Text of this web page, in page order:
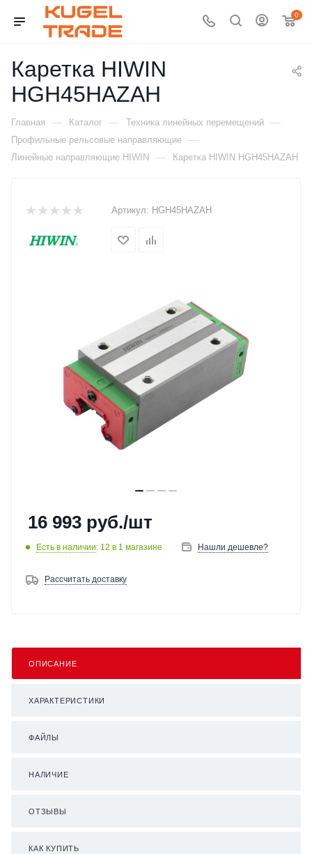
0
Каретка HIWIN
HGH45HAZAH
Главная — Каталог — Техника линейных перемещений —
Профильные рельсовые направляющие —
Линейные направляющие HIWIN — Каретка HIWIN HGH45HAZAH
Артикул: HGH45HAZAH
16 993 руб./шт
Есть в наличии: 12 в 1 магазине Нашли дешевле?
Рассчитать доставку
ОПИСАНИЕ
ХАРАКТЕРИСТИКИ
ФАЙЛЫ
НАЛИЧИЕ
ОТЗЫВЫ
КАК КУПИТЬ